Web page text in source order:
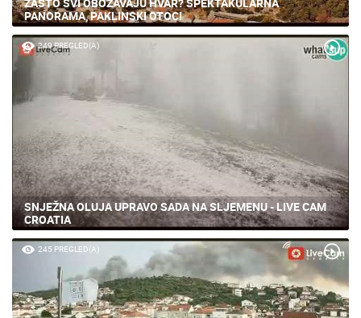
PANORAMA, PAKLINSKI OTOCI
249 PREGLED(A)
SNJEŽNA OLUJA UPRAVO SADA NA SLJEMENU - LIVE CAM
CROATIA
245 PREGLED(A)